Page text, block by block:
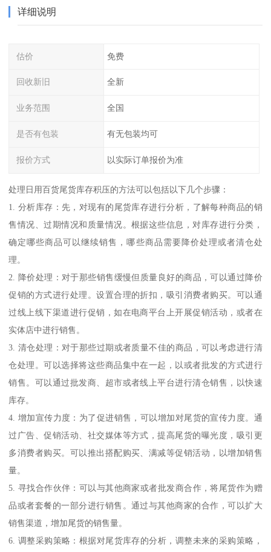
详细说明
估价 免费
回收新旧 全新
业务范围 全国
是否有包装 有无包装均可
报价方式 以实际订单报价为准
处理日用百货尾货库存积压的方法可以包括以下几个步骤：
1. 分析库存：先，对现有的尾货库存进行分析，了解每种商品的销
售情况、过期情况和质量情况。根据这些信息，对库存进行分类，
确定哪些商品可以继续销售，哪些商品需要降价处理或者清仓处
理。
2. 降价处理：对于那些销售缓慢但质量良好的商品，可以通过降价
促销的方式进行处理。设置合理的折扣，吸引消费者购买。可以通
过线上线下渠道进行促销，如在电商平台上开展促销活动，或者在
实体店中进行销售。
3. 清仓处理：对于那些过期或者质量不佳的商品，可以考虑进行清
仓处理。可以选择将这些商品集中在一起，以或者批发的方式进行
销售。可以通过批发商、超市或者线上平台进行清仓销售，以快速
库存。
4. 增加宣传力度：为了促进销售，可以增加对尾货的宣传力度。通
过广告、促销活动、社交媒体等方式，提高尾货的曝光度，吸引更
多消费者购买。可以推出搭配购买、满减等促销活动，以增加销售
量。
5. 寻找合作伙伴：可以与其他商家或者批发商合作，将尾货作为赠
品或者套餐的一部分进行销售。通过与其他商家的合作，可以扩大
销售渠道，增加尾货的销售量。
6. 调整采购策略：根据对尾货库存的分析，调整未来的采购策略，